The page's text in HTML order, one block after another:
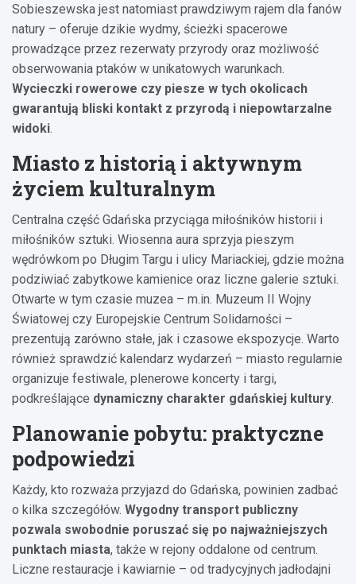
Sobieszewska jest natomiast prawdziwym rajem dla fanów
natury – oferuje dzikie wydmy, ścieżki spacerowe
prowadzące przez rezerwaty przyrody oraz możliwość
obserwowania ptaków w unikatowych warunkach.
Wycieczki rowerowe czy piesze w tych okolicach
gwarantują bliski kontakt z przyrodą i niepowtarzalne
widoki.
Miasto z historią i aktywnym
życiem kulturalnym
Centralna część Gdańska przyciąga miłośników historii i
miłośników sztuki. Wiosenna aura sprzyja pieszym
wędrówkom po Długim Targu i ulicy Mariackiej, gdzie można
podziwiać zabytkowe kamienice oraz liczne galerie sztuki.
Otwarte w tym czasie muzea – m.in. Muzeum II Wojny
Światowej czy Europejskie Centrum Solidarności –
prezentują zarówno stałe, jak i czasowe ekspozycje. Warto
również sprawdzić kalendarz wydarzeń – miasto regularnie
organizuje festiwale, plenerowe koncerty i targi,
podkreślające dynamiczny charakter gdańskiej kultury.
Planowanie pobytu: praktyczne
podpowiedzi
Każdy, kto rozważa przyjazd do Gdańska, powinien zadbać
o kilka szczegółów. Wygodny transport publiczny
pozwala swobodnie poruszać się po najważniejszych
punktach miasta, także w rejony oddalone od centrum.
Liczne restauracje i kawiarnie – od tradycyjnych jadłodajni